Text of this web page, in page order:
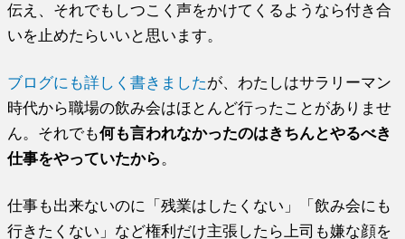
伝え、それでもしつこく声をかけてくるようなら付き合
いを止めたらいいと思います。
ブログにも詳しく書きましたが、わたしはサラリーマン
時代から職場の飲み会はほとんど行ったことがありませ
ん。それでも何も言われなかったのはきちんとやるべき
仕事をやっていたから 。
仕事も出来ないのに「残業はしたくない」「飲み会にも
行きたくない」など権利だけ主張したら上司も嫌な顔を